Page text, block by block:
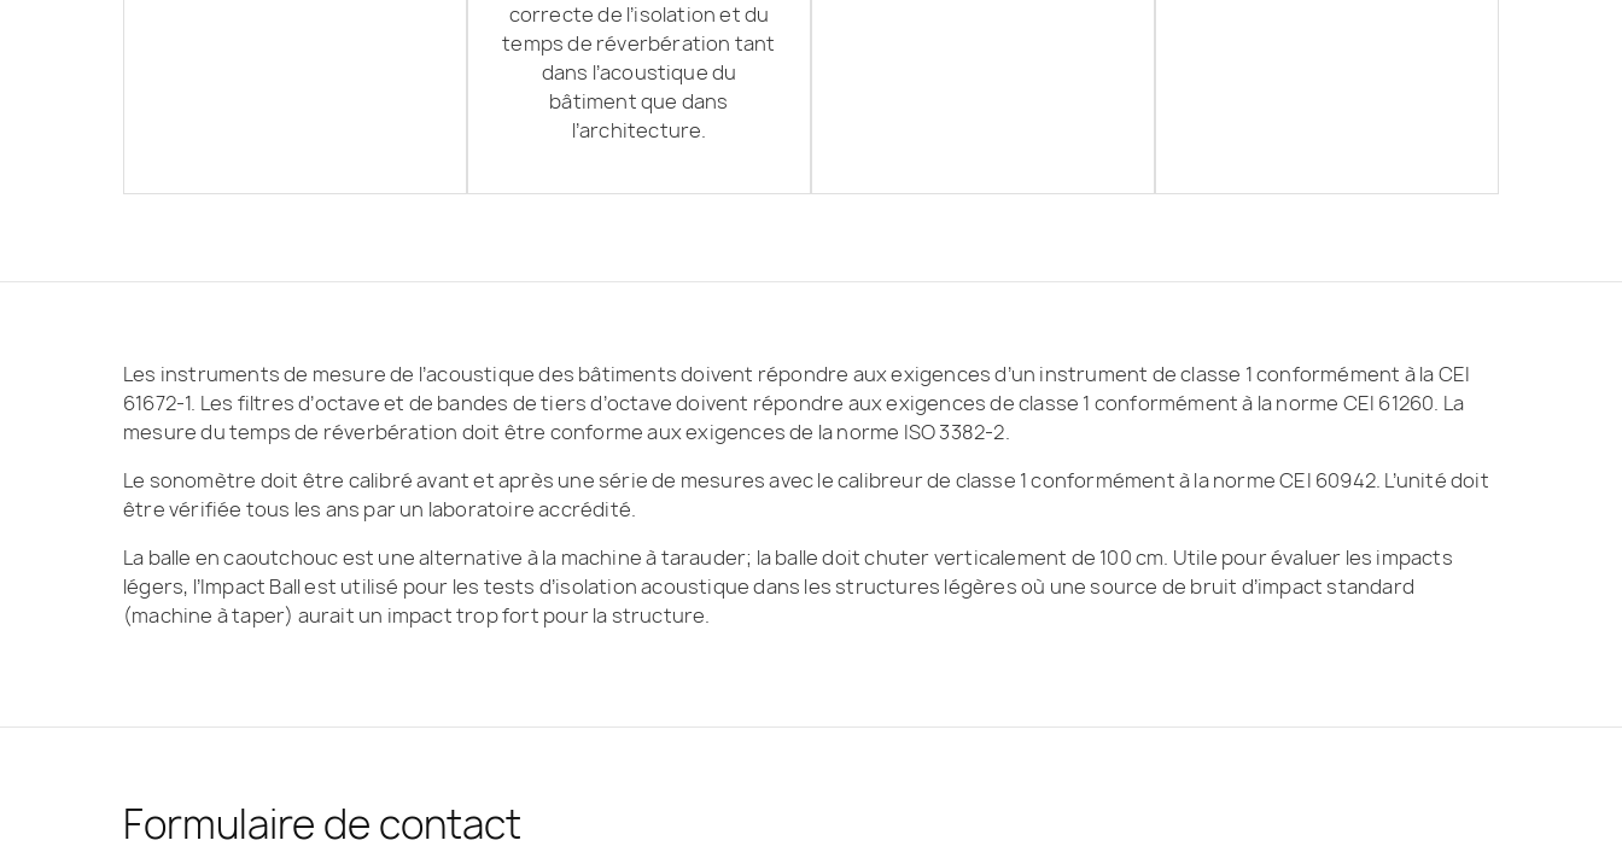
correcte de l’isolation et du
temps de réverbération tant
dans l’acoustique du
bâtiment que dans
l’architecture.
Les instruments de mesure de l’acoustique des bâtiments doivent répondre aux exigences d’un instrument de classe 1 conformément à la CEI
61672-1. Les filtres d’octave et de bandes de tiers d’octave doivent répondre aux exigences de classe 1 conformément à la norme CEI 61260. La
mesure du temps de réverbération doit être conforme aux exigences de la norme ISO 3382-2.
Le sonomètre doit être calibré avant et après une série de mesures avec le calibreur de classe 1 conformément à la norme CEI 60942. L’unité doit
être vérifiée tous les ans par un laboratoire accrédité.
La balle en caoutchouc est une alternative à la machine à tarauder; la balle doit chuter verticalement de 100 cm. Utile pour évaluer les impacts
légers, l’Impact Ball est utilisé pour les tests d’isolation acoustique dans les structures légères où une source de bruit d’impact standard
(machine à taper) aurait un impact trop fort pour la structure.
Formulaire de contact